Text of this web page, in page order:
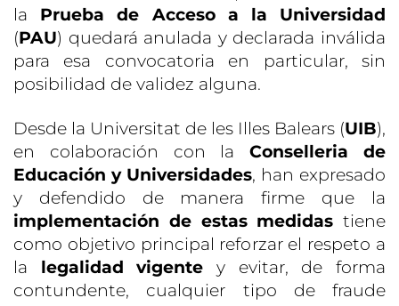
la Prueba de Acceso a la Universidad
(PAU) quedará anulada y declarada inválida
para esa convocatoria en particular, sin
posibilidad de validez alguna.
Desde la Universitat de les Illes Balears (UIB),
en colaboración con laConselleria de
Educación y Universidades, han expresado
y defendido de manera firme que la
implementación de estas medidas tiene
como objetivo principal reforzar el respeto a
la legalidad vigente y evitar, de forma
contundente, cualquier tipo de fraude